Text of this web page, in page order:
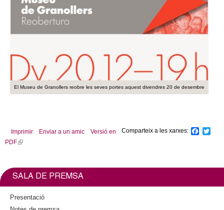
El Museu de Granollers reobre les seves portes aquest divendres 20 de desembre
Comparteix a les xarxes:
F
k
T
Imprimir Enviar a un amic
Versió en
PDF(
n
SALA DE PREMSA
Presentació